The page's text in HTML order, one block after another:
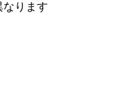
ります